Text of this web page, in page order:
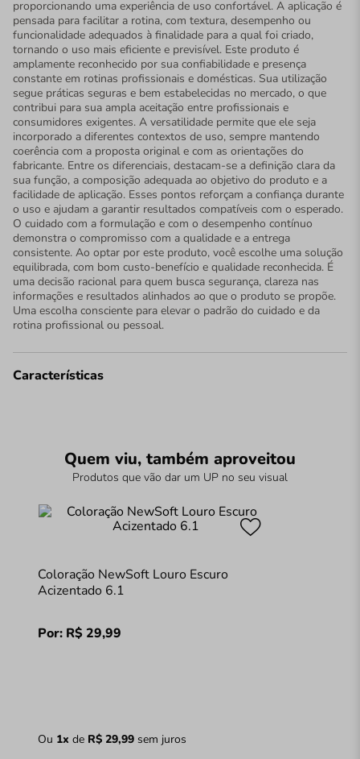
proporcionando uma experiência de uso confortável. A aplicação é
pensada para facilitar a rotina, com textura, desempenho ou
funcionalidade adequados à finalidade para a qual foi criado,
tornando o uso mais eficiente e previsível. Este produto é
amplamente reconhecido por sua confiabilidade e presença
constante em rotinas profissionais e domésticas. Sua utilização
segue práticas seguras e bem estabelecidas no mercado, o que
contribui para sua ampla aceitação entre profissionais e
consumidores exigentes. A versatilidade permite que ele seja
incorporado a diferentes contextos de uso, sempre mantendo
coerência com a proposta original e com as orientações do
fabricante. Entre os diferenciais, destacam-se a definição clara da
sua função, a composição adequada ao objetivo do produto e a
facilidade de aplicação. Esses pontos reforçam a confiança durante
o uso e ajudam a garantir resultados compatíveis com o esperado.
O cuidado com a formulação e com o desempenho contínuo
demonstra o compromisso com a qualidade e a entrega
consistente. Ao optar por este produto, você escolhe uma solução
equilibrada, com bom custo-benefício e qualidade reconhecida. É
uma decisão racional para quem busca segurança, clareza nas
informações e resultados alinhados ao que o produto se propõe.
Uma escolha consciente para elevar o padrão do cuidado e da
rotina profissional ou pessoal.
Características
Quem viu, também aproveitou
Produtos que vão dar um UP no seu visual
Coloração NewSoft Louro Escuro
Acizentado 6.1
Por: R$ 29,99
Ou 1x de R$ 29,99sem juros